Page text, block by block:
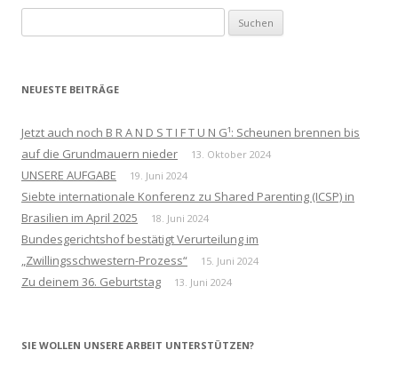
nach:
NEUESTE BEITRÄGE
Jetzt auch noch B R A N D S T I F T U N G¹: Scheunen brennen bis
auf die Grundmauern nieder
13. Oktober 2024
UNSERE AUFGABE 19. Juni 2024
Siebte internationale Konferenz zu Shared Parenting (ICSP) in
Brasilien im April 2025
18. Juni 2024
Bundesgerichtshof bestätigt Verurteilung im
„Zwillingsschwestern-Prozess“
15. Juni 2024
Zu deinem 36. Geburtstag 13. Juni 2024
SIE WOLLEN UNSERE ARBEIT UNTERSTÜTZEN?